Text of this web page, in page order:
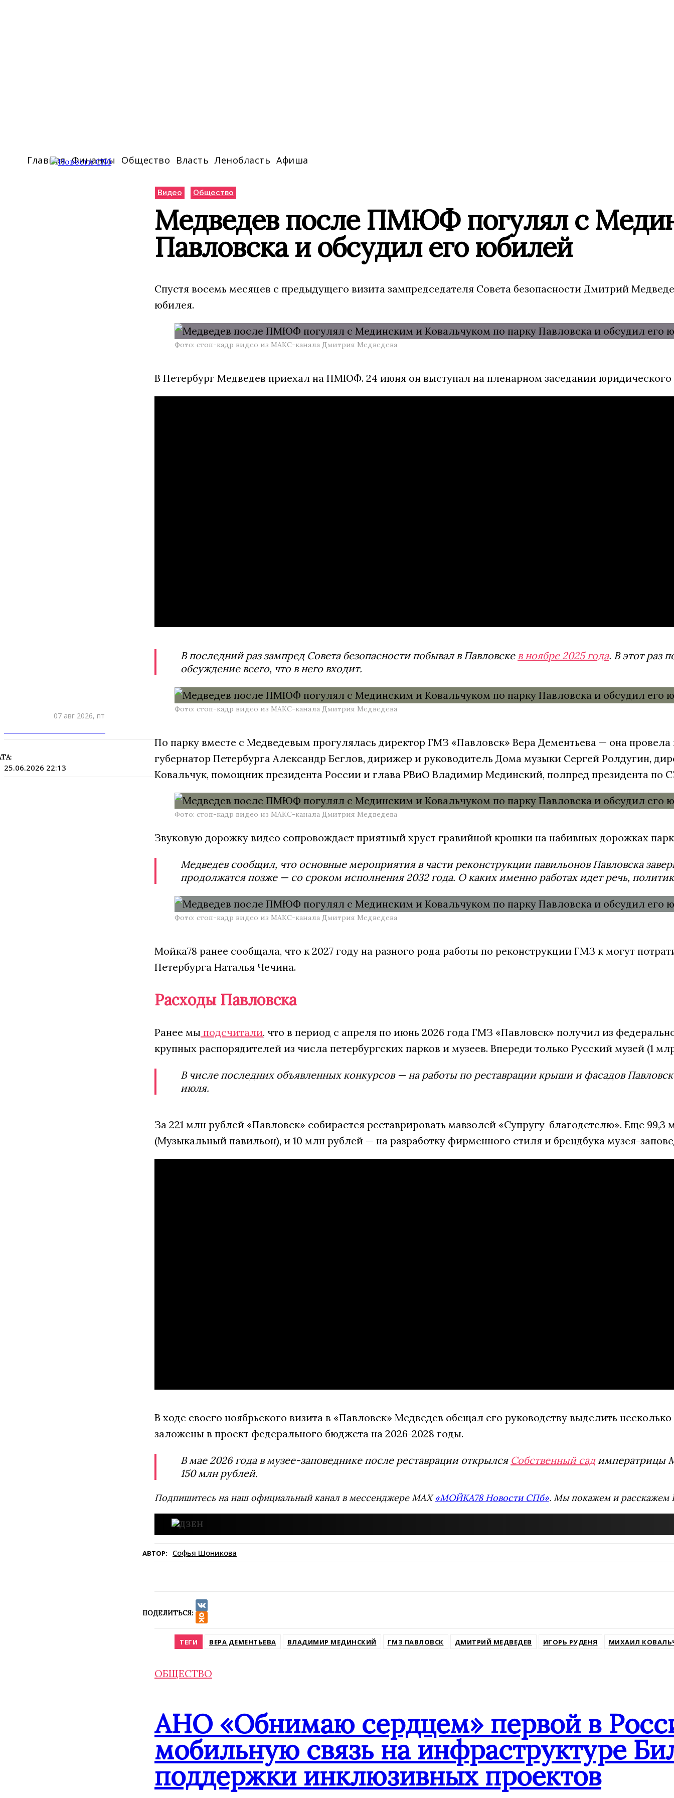
Главная Финансы Общество Власть Ленобласть Афиша
07 авг 2026, пт
25.06.2026 22:13
Видео Общество
Медведев после ПМЮФ погулял с
Павловска и обсудил его юбилей
Спустя восемь месяцев с предыдущего визита зампредседателя Совета безопасности Дмитрий
юбилея.
Фото: стоп-кадр видео из МАКС-канала Дмитрия Медведева
В Петербург Медведев приехал на ПМЮФ. 24 июня он выступал на пленарном заседании
В последний раз зампред Совета безопасности побывал в Павловске в ноябре 2025 года. В этот раз
обсуждение всего, что в него входит.
Фото: стоп-кадр видео из МАКС-канала Дмитрия Медведева
По парку вместе с Медведевым прогулялась директор ГМЗ «Павловск» Вера Дементьева — она
губернатор Петербурга Александр Беглов, дирижер и руководитель Дома музыки Сергей Ролдугин,
Ковальчук, помощник президента России и глава РВиО Владимир Мединский, полпред президента по
Фото: стоп-кадр видео из МАКС-канала Дмитрия Медведева
Звуковую дорожку видео сопровождает приятный хруст гравийной крошки на набивных дорожках
Медведев сообщил, что основные мероприятия в части реконструкции павильонов Павловска
продолжатся позже — со сроком исполнения 2032 года. О каких именно работах идет речь,
Фото: стоп-кадр видео из МАКС-канала Дмитрия Медведева
Мойка78 ранее сообщала, что к 2027 году на разного рода работы по реконструкции ГМЗ к могут
Петербурга Наталья Чечина.
Расходы Павловска
Ранее мы подсчитали, что в период с апреля по июнь 2026 года ГМЗ «Павловск» получил из
крупных распорядителей из числа петербургских парков и музеев. Впереди только Русский музей (1
В числе последних объявленных конкурсов — на работы по реставрации крыши и фасадов
июля.
За 221 млн рублей «Павловск» собирается реставрировать мавзолей «Супругу-благодетелю». Еще
(Музыкальный павильон), и 10 млн рублей — на разработку фирменного стиля и брендбука музея-
В ходе своего ноябрьского визита в «Павловск» Медведев обещал его руководству выделить
заложены в проект федерального бюджета на 2026-2028 годы.
В мае 2026 года в музее-заповеднике после реставрации открылся Собственный садимператрицы
150 млн рублей.
Подпишитесь на наш официальный канал в мессенджере MAX«МОЙКА78 Новости СПб». Мы покажем и расскажем
АВТОР: Софья Шоникова
ПОДЕЛИТЬСЯ:
VK
ТЕГИ ВЕРА ДЕМЕНТЬЕВА ВЛАДИМИР МЕДИНСКИЙ ГМЗ ПАВЛОВСК ДМИТРИЙ МЕДВЕДЕВ ИГОРЬ РУДЕНЯ МИХАИЛ
ОБЩЕСТВО
АНО «Обнимаю сердцем» первой в
мобильную связь на инфраструктуре
поддержки инклюзивных проектов